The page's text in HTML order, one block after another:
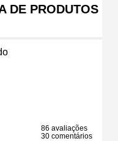
DE PRODUTOS
86 avaliações
30 comentários